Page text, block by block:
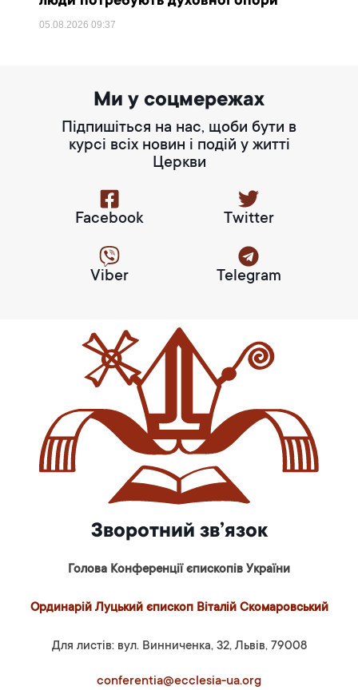
05.08.202609:37
Ми у соцмережах
Підпишіться на нас, щоби бути в
курсі всіх новин і подій у житті
Церкви
Facebook Twitter
Viber Telegram
Зворотний зв’язок
Голова Конференції єпископів України
Ординарій Луцький єпископ Віталій Скомаровський
Для листів: вул. Винниченка, 32, Львів, 79008
conferentia@ecclesia-ua.org